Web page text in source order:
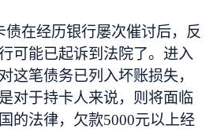
债在经历银行屡次催讨后，反
可能已起诉到法院了。进入
这笔债务已列入坏账损失，
对于持卡人来说，则将面临
的法律，欠款5000元以上经